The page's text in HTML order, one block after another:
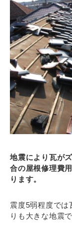
地震により瓦が
合の屋根修理費
ります。
震度5弱程度では
りも大きな地震